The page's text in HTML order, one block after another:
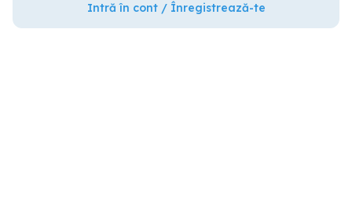
Intră în cont / Înregistrează-te